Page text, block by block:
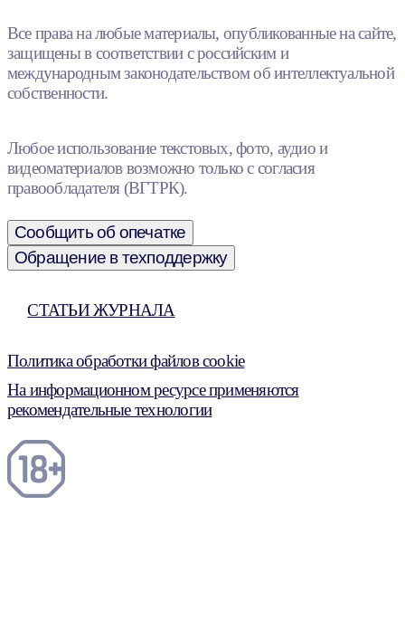
Все права на любые материалы, опубликованные на сайте,
защищены в соответствии с российским и
международным законодательством об интеллектуальной
собственности.
Любое использование текстовых, фото, аудио и
видеоматериалов возможно только с согласия
правообладателя (ВГТРК).
Сообщить об опечатке
Обращение в техподдержку
СТАТЬИ ЖУРНАЛА
Политика обработки файлов cookie
На информационном ресурсе применяются
рекомендательные технологии